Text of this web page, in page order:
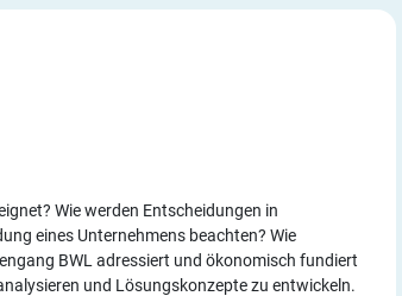
Wie werden Entscheidungen in
eines Unternehmens beachten? Wie
BWL adressiert und ökonomisch fundiert
und Lösungskonzepte zu entwickeln.